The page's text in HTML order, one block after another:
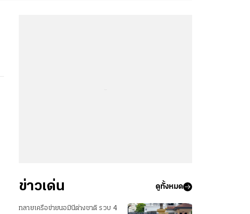
ข่าวเด่น ดูทั้งหมด
ทลายเครือข่ายนอมินีต่างชาติ รวบ 4